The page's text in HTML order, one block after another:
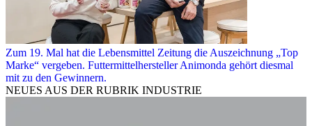
Zum 19. Mal hat die Lebensmittel Zeitung die Auszeichnung „Top
Marke“ vergeben. Futtermittelhersteller Animonda gehört diesmal
mit zu den Gewinnern.
NEUES AUS DER RUBRIK INDUSTRIE